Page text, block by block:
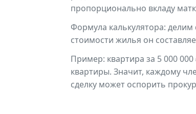
пропорционально вкладу
Формула калькулятора:
стоимости жилья он
Пример: квартира за 5 000
квартиры. Значит, каждому
сделку может оспорить